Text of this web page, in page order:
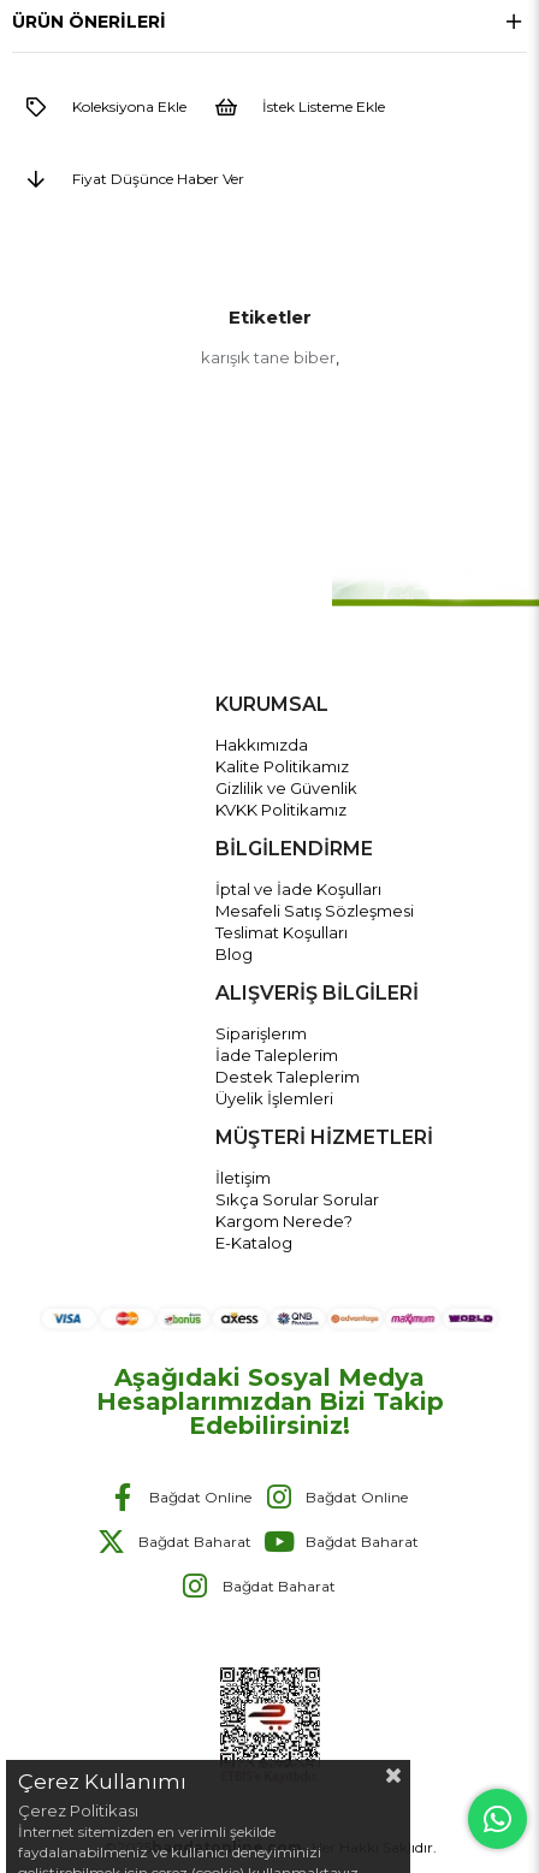
ÜRÜN ÖNERILERI
Koleksiyona Ekle İstek Listeme Ekle
Fiyat Düşünce Haber Ver
Etiketler
karışık tane biber,
KURUMSAL
Hakkımızda
Kalite Politikamız
Gizlilik ve Güvenlik
KVKK Politikamız
BİLGİLENDİRME
İptal ve İade Koşulları
Mesafeli Satış Sözleşmesi
Teslimat Koşulları
Blog
ALIŞVERİŞ BİLGİLERİ
Siparişlerım
İade Taleplerim
Destek Taleplerim
Üyelik İşlemleri
MÜŞTERİ HİZMETLERİ
İletişim
Sıkça Sorular Sorular
Kargom Nerede?
E-Katalog
Aşağıdaki Sosyal Medya
Hesaplarımızdan Bizi Takip
Edebilirsiniz!
Bağdat Online Bağdat Online
Bağdat Baharat Bağdat Baharat
Bağdat Baharat
©2025 bagdatonline.com- Her Hakkı Saklıdır.
Çerez Kullanımı
Çerez Politikası
İnternet sitemizden en verimli şekilde
faydalanabilmeniz ve kullanıcı deneyiminizi